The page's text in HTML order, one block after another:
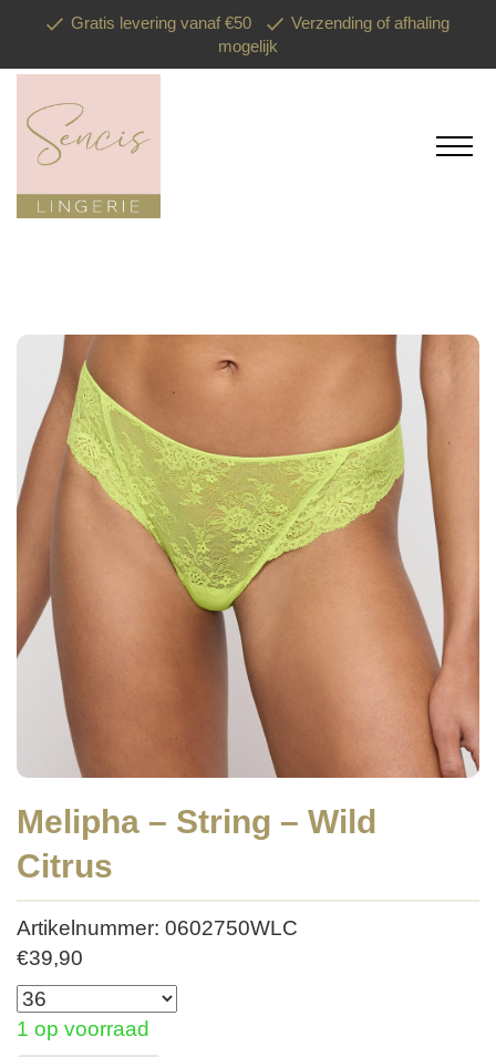
Gratis levering vanaf €50
Verzending of afhaling
mogelijk
Melipha – String – Wild
Citrus
Artikelnummer: 0602750WLC
€39,90
1 op voorraad